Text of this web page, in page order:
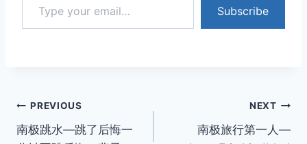
Subscribe
Post
navigation
PREVIOUS
南极跳水—跳了后悔一
NEXT
南极旅行第一人—